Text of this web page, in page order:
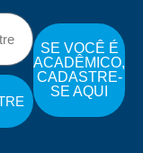
SE VOCÊ É
ACADÊMICO,
CADASTRE-
SE AQUI